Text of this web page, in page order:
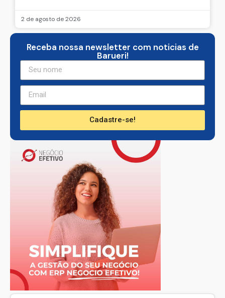
2 de agosto de 2026
Receba nossa newsletter com noticias de
Barueri!
Cadastre-se!